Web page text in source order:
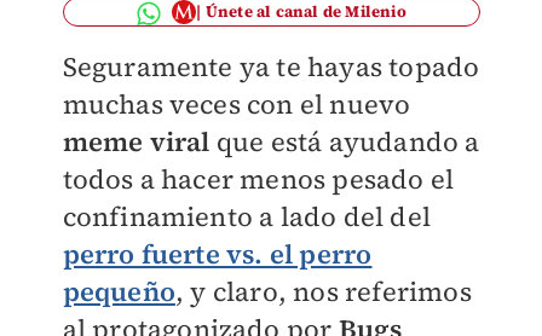
Únete al canal de Milenio
Seguramente ya te hayas topado
muchas veces con el nuevo
meme viral que está ayudando a
todos a hacer menos pesado el
confinamiento a lado del del
perro fuerte vs. el perro
pequeño, y claro, nos referimos
al protagonizado por Bugs